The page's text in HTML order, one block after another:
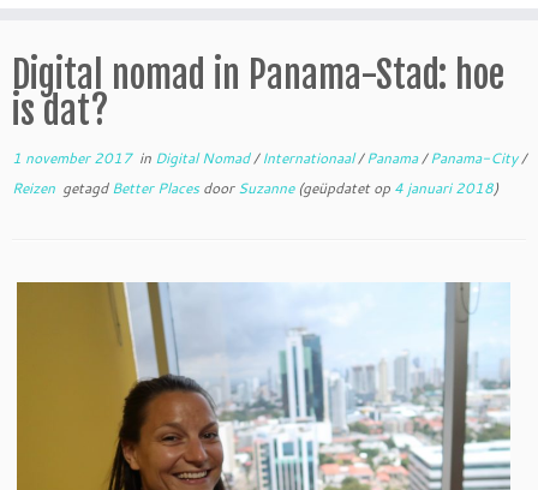
Digital nomad in Panama-Stad: hoe
is dat?
1 november 2017in Digital Nomad/Internationaal/Panama/Panama-City/
Reizen getagdBetter PlacesdoorSuzanne(geüpdatet op 4 januari 2018)